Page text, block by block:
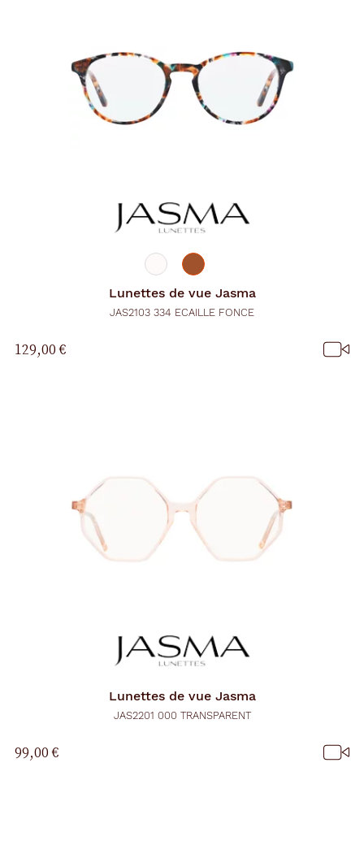
Lunettes de vue Jasma
JAS2103 334 ECAILLE FONCE
129,00 €
Lunettes de vue Jasma
JAS2201 000 TRANSPARENT
99,00 €